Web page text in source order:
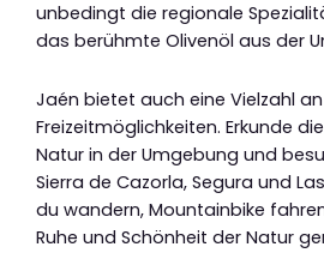
unbedingt die regionale
das berühmte Olivenöl aus der
Jaén bietet auch eine Vielzahl an
Freizeitmöglichkeiten. Erkunde
Natur in der Umgebung und
Sierra de Cazorla, Segura und
du wandern, Mountainbike
Ruhe und Schönheit der Natur